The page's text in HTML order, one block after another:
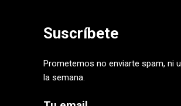
Suscríbete
Prometemos no enviarte spam, ni
la semana.